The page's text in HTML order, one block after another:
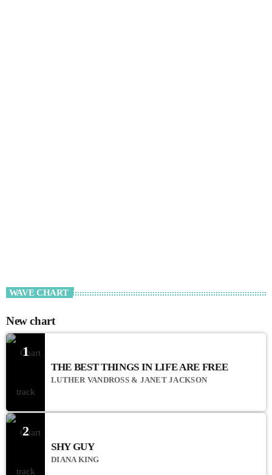
WAVE CHART
New chart
1
THE BEST THINGS IN LIFE ARE FREE
LUTHER VANDROSS & JANET JACKSON
2
SHY GUY
DIANA KING